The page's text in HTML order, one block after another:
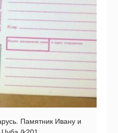
Памятник Ивану и